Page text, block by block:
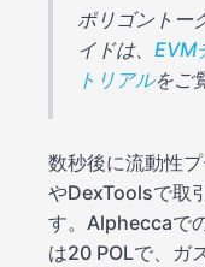
ポリゴントー
イドは、 EVM
トリアルをご
数秒後に流動性
やDexToolsで取
す。Alpheccaで
は20 POLで、ガ